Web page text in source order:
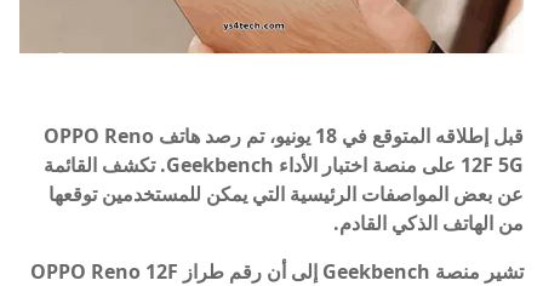
قبل إطلاقه المتوقع في 18 يونيو، تم رصد هاتف OPPO Reno
12F 5G على منصة اختبار الأداء Geekbench. تكشف القائمة
عن بعض المواصفات الرئيسية التي يمكن للمستخدمين توقعها
من الهاتف الذكي القادم.
تشير منصة Geekbench إلى أن رقم طراز OPPO Reno 12F